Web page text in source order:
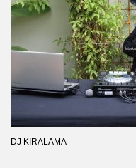
DJ KIRALAMA